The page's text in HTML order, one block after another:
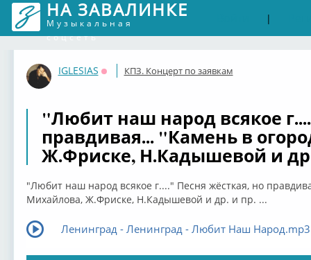
НА ЗАВАЛИНКЕ
Музыкальная
соцсеть
|
IGLESIAS
Оффлайн
КПЗ. Концерт по заявкам
"Любит наш народ всякое
правдивая... "Камень в
Ж.Фриске, Н.Кадышевой и
"Любит наш народ всякое г...." Песня жёсткая, но
Михайлова, Ж.Фриске, Н.Кадышевой и др. и пр. ...
Ленинград - Ленинград - Любит Наш Народ.mp3